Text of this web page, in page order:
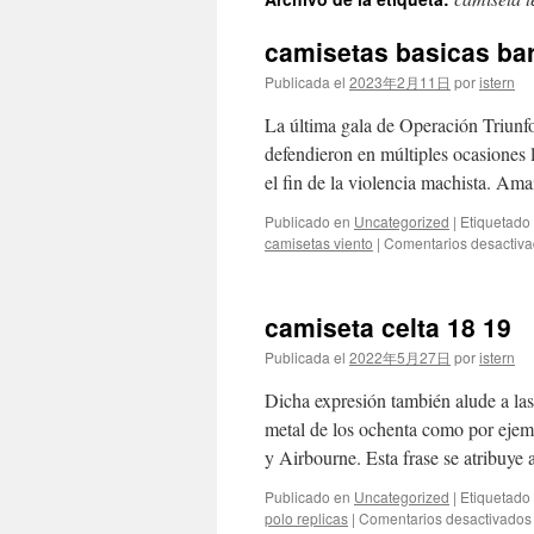
contenido
camisetas basicas
Publicada el 2023年2月11日 poristern
La última gala de Operación
defendieron en múltiples
el fin de la violencia machista.
Publicado en Uncategorized | Etiquetado
camisetas viento | Comentarios
camiseta celta 18 19
Publicada el 2022年5月27日 poristern
Dicha expresión también alude a
metal de los ochenta como por
y Airbourne. Esta frase se
Publicado en Uncategorized | Etiquetado
polo replicas | Comentarios desactivados